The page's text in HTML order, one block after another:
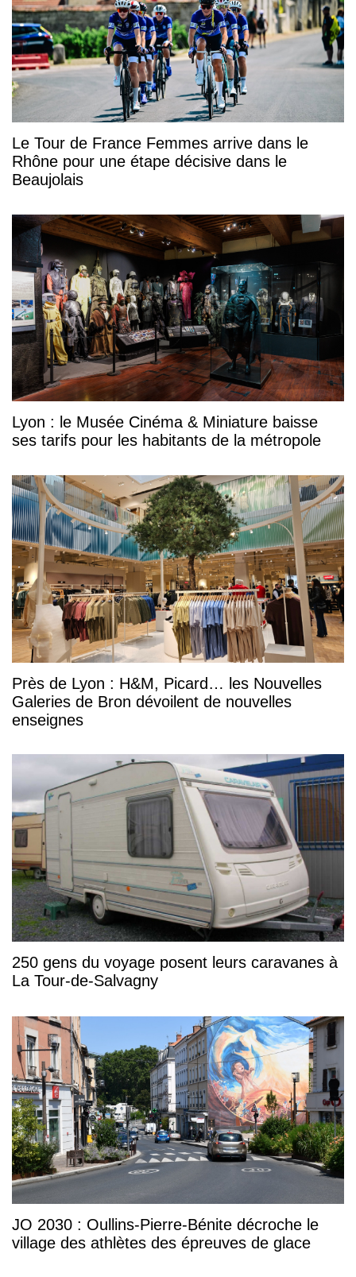
Le Tour de France Femmes arrive dans le
Rhône pour une étape décisive dans le
Beaujolais
Lyon : le Musée Cinéma & Miniature baisse
ses tarifs pour les habitants de la métropole
Près de Lyon : H&M, Picard… les Nouvelles
Galeries de Bron dévoilent de nouvelles
enseignes
250 gens du voyage posent leurs caravanes à
La Tour-de-Salvagny
JO 2030 : Oullins-Pierre-Bénite décroche le
village des athlètes des épreuves de glace